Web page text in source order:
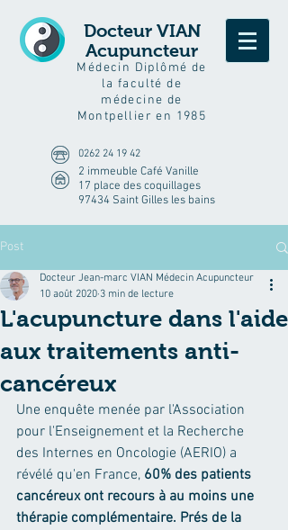
Docteur VIAN
Acupuncteur
Médecin Diplômé de
la faculté de
médecine de
Montpellier en 1985
2 immeuble Café Vanille
17 place des coquillages
97434 Saint Gilles les bains
0262 24 19 42
Post
L'acupuncture dans l'aide
aux traitements anti-
cancéreux
Docteur Jean-marc VIAN Médecin Acupuncteur
10 août 2020 3 min de lecture
Une enquête menée par l'Association
pour l'Enseignement et la Recherche
des Internes en Oncologie (AERIO) a
révélé qu'en France, 60% des patients
cancéreux ont recours à au moins une
thérapie complémentaire. Prés de la